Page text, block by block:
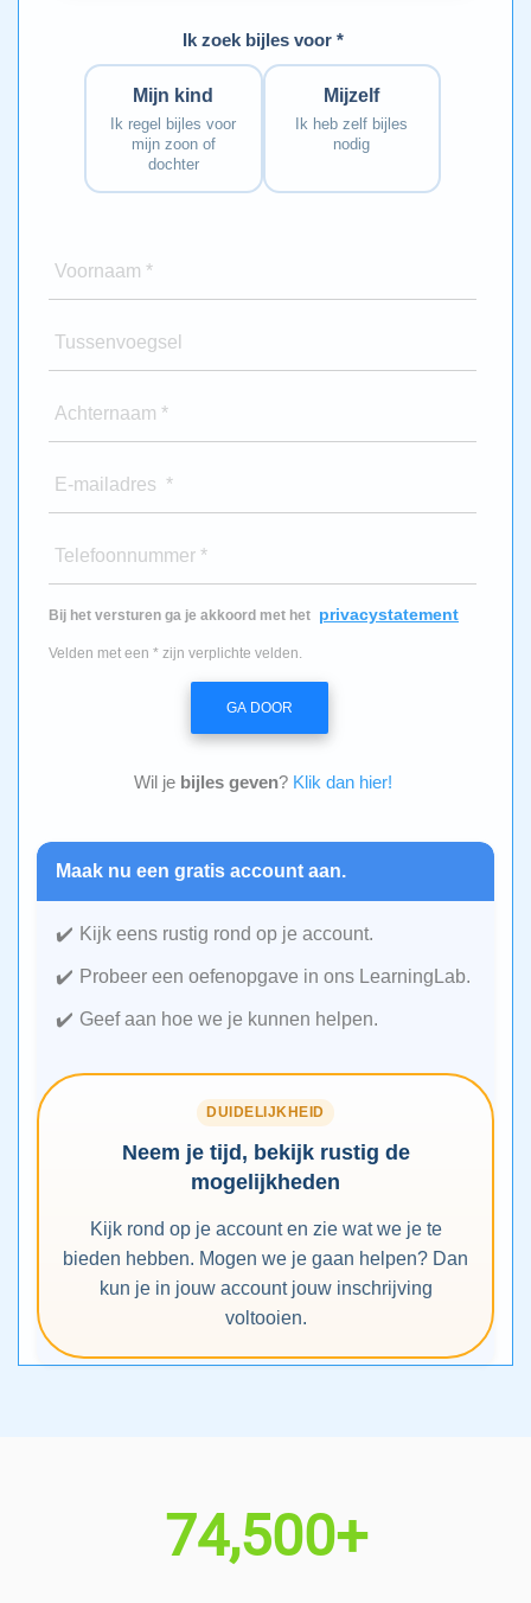
Ik zoek bijles voor *
Mijn kind
Ik regel bijles voor
mijn zoon of
dochter
Mijzelf
Ik heb zelf bijles
nodig
Voornaam *
Tussenvoegsel
Achternaam *
E-mailadres *
Telefoonnummer *
Bij het versturen ga je akkoord met het privacystatement
Velden met een * zijn verplichte velden.
GA DOOR
Wil je bijles geven? Klik dan hier!
Maak nu een gratis account aan.
Kijk eens rustig rond op je account.
Probeer een oefenopgave in ons LearningLab.
Geef aan hoe we je kunnen helpen.
DUIDELIJKHEID
Neem je tijd, bekijk rustig de
mogelijkheden
Kijk rond op je account en zie wat we je te
bieden hebben. Mogen we je gaan helpen? Dan
kun je in jouw account jouw inschrijving
voltooien.
74,500+